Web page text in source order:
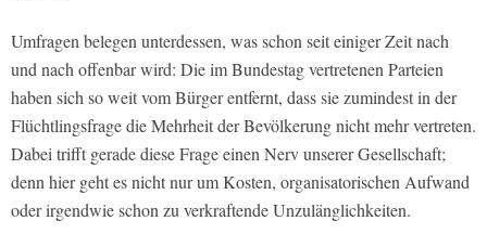
Umfragen belegen unterdessen, was schon seit einiger Zeit nach
und nach offenbar wird: Die im Bundestag vertretenen Parteien
haben sich so weit vom Bürger entfernt, dass sie zumindest in der
Flüchtlingsfrage die Mehrheit der Bevölkerung nicht mehr vertreten.
Dabei trifft gerade diese Frage einen Nerv unserer Gesellschaft;
denn hier geht es nicht nur um Kosten, organisatorischen Aufwand
oder irgendwie schon zu verkraftende Unzulänglichkeiten.